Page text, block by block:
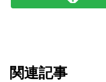
関連記事